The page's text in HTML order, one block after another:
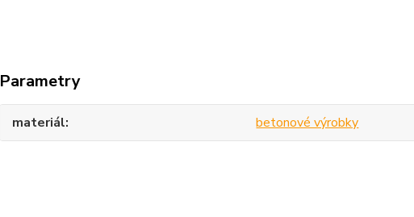
Parametry
materiál betonové výrobky